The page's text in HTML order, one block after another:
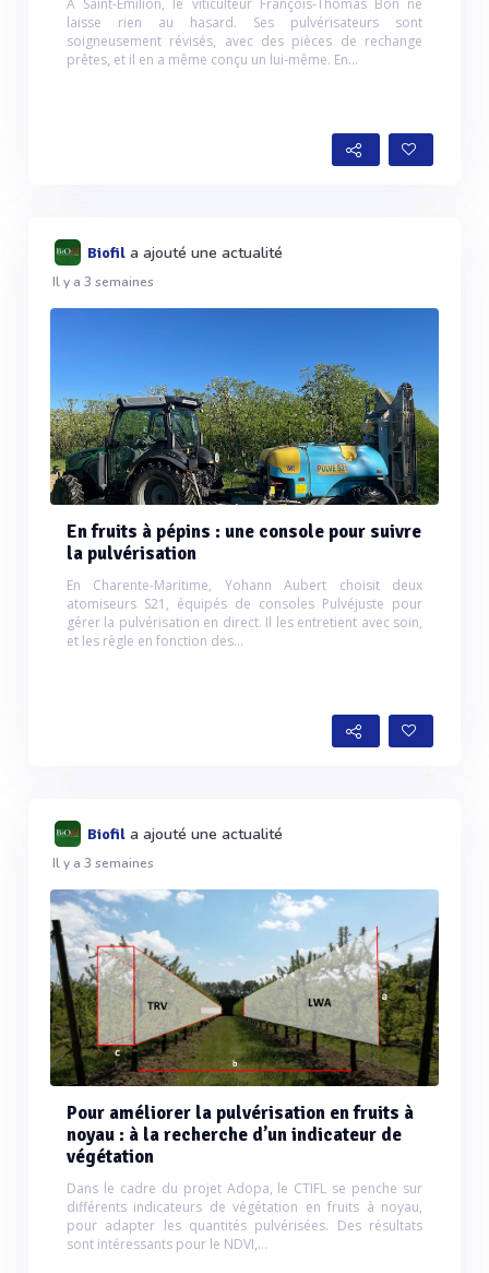
À Saint-Émilion, le viticulteur François-Thomas Bon ne
laisse rien au hasard. Ses pulvérisateurs sont
soigneusement révisés, avec des pièces de rechange
prêtes, et il en a même conçu un lui-même. En...
Biofil a ajouté une actualité
Il y a 3 semaines
En fruits à pépins : une console pour suivre
la pulvérisation
En Charente-Maritime, Yohann Aubert choisit deux
atomiseurs S21, équipés de consoles Pulvéjuste pour
gérer la pulvérisation en direct. Il les entretient avec soin,
et les règle en fonction des...
Biofil a ajouté une actualité
Il y a 3 semaines
Pour améliorer la pulvérisation en fruits à
noyau : à la recherche d’un indicateur de
végétation
Dans le cadre du projet Adopa, le CTIFL se penche sur
différents indicateurs de végétation en fruits à noyau,
pour adapter les quantités pulvérisées. Des résultats
sont intéressants pour le NDVI,...